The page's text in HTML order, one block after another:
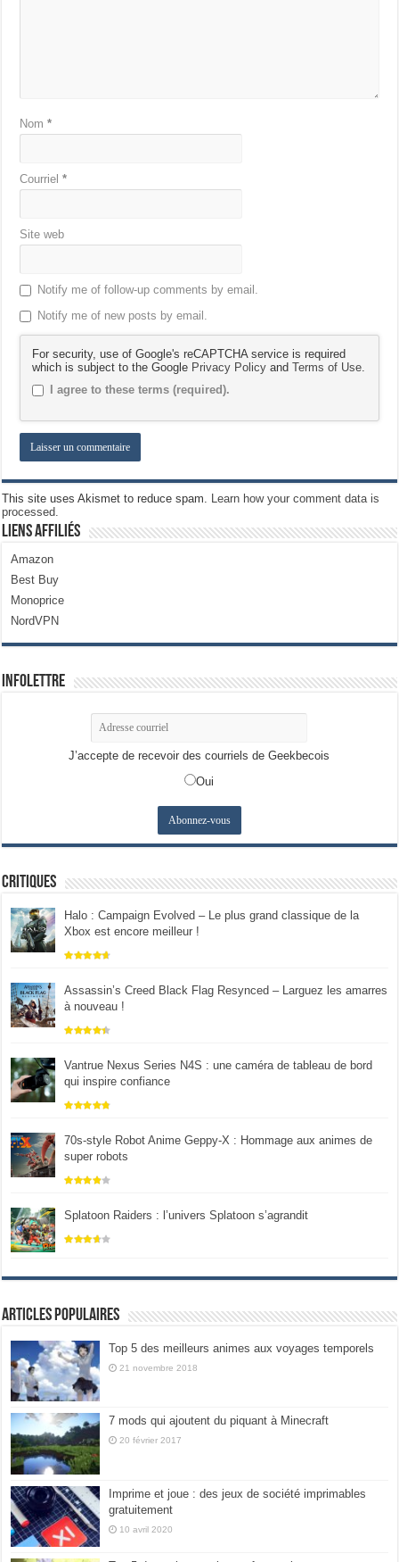
Nom*
Courriel*
Site web
Notify me of follow-up comments by email.
Notify me of new posts by email.
For security, use of Google's reCAPTCHA service is required
which is subject to the Google Privacy Policy andTerms of Use.
I agree to these terms (required).
This site uses Akismet to reduce spam. Learn how your comment data is
processed.
Liens Affiliés
Amazon
Best Buy
Monoprice
NordVPN
Infolettre
J’accepte de recevoir des courriels de Geekbecois
Oui
Critiques
Halo : Campaign Evolved – Le plus grand classique de la
Xbox est encore meilleur !
Assassin’s Creed Black Flag Resynced – Larguez les amarres
à nouveau !
Vantrue Nexus Series N4S : une caméra de tableau de bord
qui inspire confiance
70s-style Robot Anime Geppy-X : Hommage aux animes de
super robots
Splatoon Raiders : l’univers Splatoon s’agrandit
Articles populaires
Top 5 des meilleurs animes aux voyages temporels
21 novembre 2018
7 mods qui ajoutent du piquant à Minecraft
20 février 2017
Imprime et joue : des jeux de société imprimables
gratuitement
10 avril 2020